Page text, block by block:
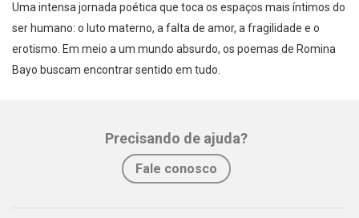
Uma intensa jornada poética que toca os espaços mais íntimos do
ser humano: o luto materno, a falta de amor, a fragilidade e o
erotismo. Em meio a um mundo absurdo, os poemas de Romina
Bayo buscam encontrar sentido em tudo.
Precisando de ajuda?
Fale conosco